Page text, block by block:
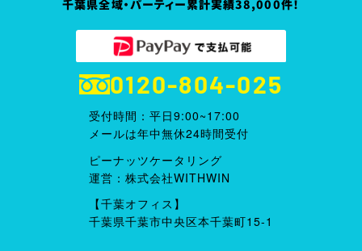
千葉県全域・パーティー累計実績38,000件！
0120-804-025
受付時間：平日9:00~17:00
メールは年中無休24時間受付
ピーナッツケータリング
運営：株式会社WITHWIN
【千葉オフィス】
千葉県千葉市中央区本千葉町15-1